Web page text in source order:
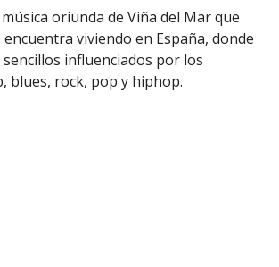
oriunda de Viña del Mar que
viviendo en España, donde
influenciados por los
blues, rock, pop y hiphop.